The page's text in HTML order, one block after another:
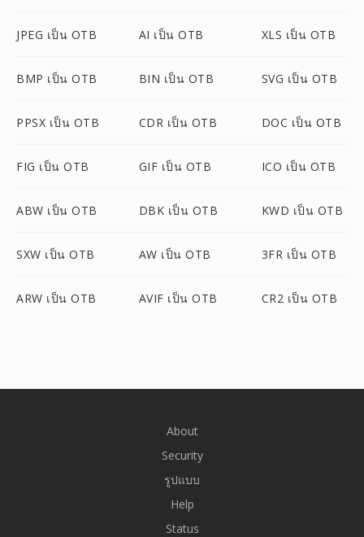
JPEG เป็น OTB AI เป็น OTB XLS เป็น OTB
BMP เป็น OTB BIN เป็น OTB SVG เป็น OTB
PPSX เป็น OTB CDR เป็น OTB DOC เป็น OTB
FIG เป็น OTB GIF เป็น OTB ICO เป็น OTB
ABW เป็น OTB DBK เป็น OTB KWD เป็น OTB
SXW เป็น OTB AW เป็น OTB 3FR เป็น OTB
ARW เป็น OTB AVIF เป็น OTB CR2 เป็น OTB
About
Security
รูปแบบ
Help
Status